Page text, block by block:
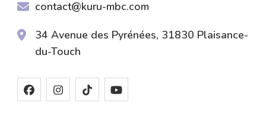
contact@kuru-mbc.com
34 Avenue des Pyrénées, 31830 Plaisance-
du-Touch